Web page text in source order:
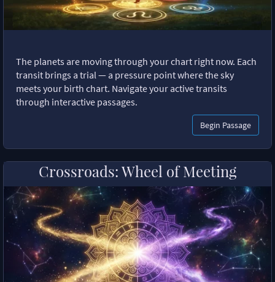
The planets are moving through your chart right now. Each
transit brings a trial — a pressure point where the sky
meets your birth chart. Navigate your active transits
through interactive passages.
Begin Passage
Crossroads: Wheel of Meeting